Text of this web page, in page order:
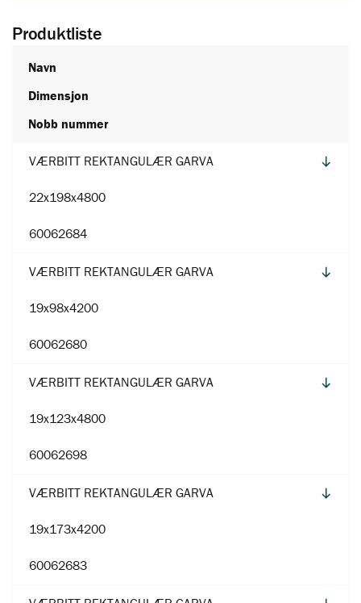
Produktliste
Navn
Dimensjon
Nobb nummer
VÆRBITT REKTANGULÆR GARVA
22x198x4800
60062684
VÆRBITT REKTANGULÆR GARVA
19x98x4200
60062680
VÆRBITT REKTANGULÆR GARVA
19x123x4800
60062698
VÆRBITT REKTANGULÆR GARVA
19x173x4200
60062683